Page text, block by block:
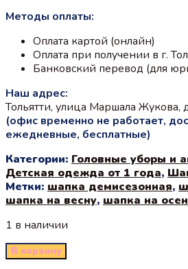
Методы оплаты:
Оплата картой (онлайн)
Оплата при получении в г.
Банковский перевод (для
Наш адрес:
Тольятти, улица Маршала Жукова,
(офис временно не работает,
ежедневные, бесплатные)
Категории: Головные уборы и
Детская одежда от 1 года,
Метки: шапка демисезонная,
шапка на весну, шапка на
1 в наличии
В корзину